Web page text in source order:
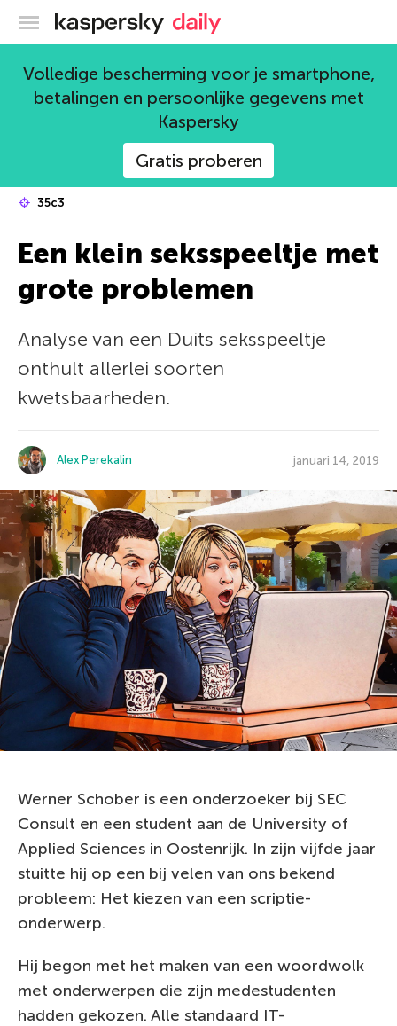
Kaspersky official blog
Volledige bescherming voor je smartphone,
betalingen en persoonlijke gegevens met
Kaspersky
Gratis proberen
35c3
Een klein seksspeeltje met
grote problemen
Analyse van een Duits seksspeeltje
onthult allerlei soorten
kwetsbaarheden.
Alex Perekalin januari 14, 2019
Werner Schober is een onderzoeker bij SEC
Consult en een student aan de University of
Applied Sciences in Oostenrijk. In zijn vijfde jaar
stuitte hij op een bij velen van ons bekend
probleem: Het kiezen van een scriptie-
onderwerp.
Hij begon met het maken van een woordwolk
met onderwerpen die zijn medestudenten
hadden gekozen. Alle standaard IT-